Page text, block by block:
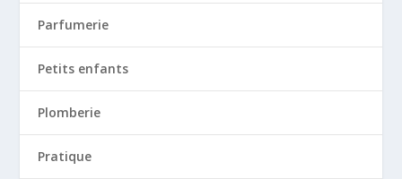
Parfumerie
Petits enfants
Plomberie
Pratique